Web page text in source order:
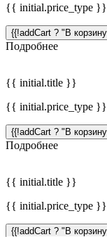
{{ initial.price_type
Подробнее
{{ initial.title }}
{{ initial.price_type
Подробнее
{{ initial.title }}
{{ initial.price_type